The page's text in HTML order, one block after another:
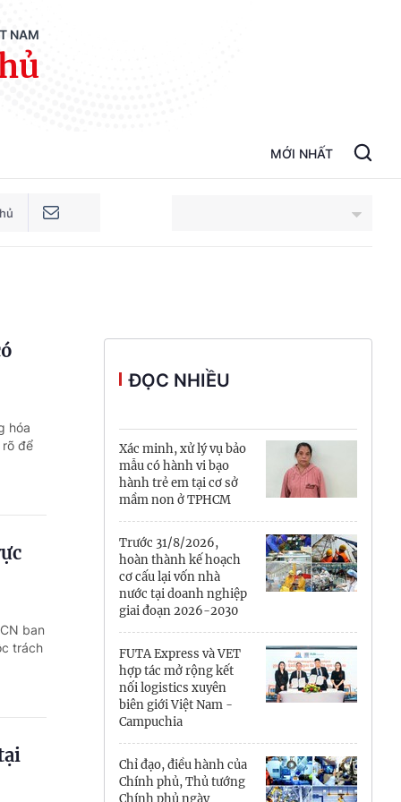
NAM
MỚI NHẤT
Cần Thơ
Điện Biên
Đắk Lắk
Đồng Nai
Đồng Tháp
Gia Lai
Hà Nội
Hồ Chí Minh
Hà Tĩnh
hóa
để
ban
trách
ĐỌC NHIỀU
Xác minh, xử lý vụ bảo
mẫu có hành vi bạo
hành trẻ em tại cơ sở
mầm non ở TPHCM
Trước 31/8/2026,
hoàn thành kế hoạch
cơ cấu lại vốn nhà
nước tại doanh nghiệp
giai đoạn 2026-2030
FUTA Express và VET
hợp tác mở rộng kết
nối logistics xuyên
biên giới Việt Nam -
Campuchia
Chỉ đạo, điều hành của
Chính phủ, Thủ tướng
Chính phủ ngày